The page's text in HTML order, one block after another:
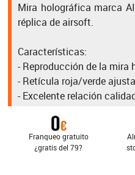
Mira holográfica marca
réplica de airsoft.
Características:
- Reproducción de la mira
- Retícula roja/verde
- Excelente relación
Franqueo gratuito
¿gratis del 79?